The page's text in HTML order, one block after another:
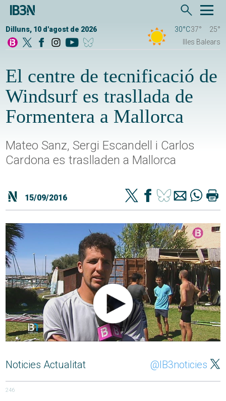
Dilluns, 10 d'agost de 2026 30°C37°
25°
Illes Balears
El centre de tecnificació de
Windsurf es trasllada de
Formentera a Mallorca
Mateo Sanz, Sergi Escandell i Carlos
Cardona es traslladen a Mallorca
15/09/2016
Noticies Actualitat @IB3noticies
246